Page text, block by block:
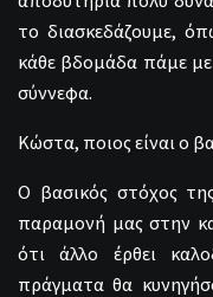
το διασκεδάζουμε,
κάθε βδομάδα πάμε
σύννεφα.
Κώστα, ποιος είναι ο
Ο βασικός στόχος
παραμονή μας στην
ότι άλλο έρθει
πράγματα θα